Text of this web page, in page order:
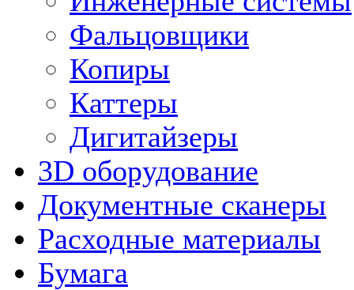
Фальцовщики
Копиры
Каттеры
Дигитайзеры
3D оборудование
Документные сканеры
Расходные материалы
Бумага